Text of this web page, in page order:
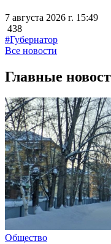
7 августа 2026 г. 15:49
438
#Губернатор
Все новости
Главные
Общество